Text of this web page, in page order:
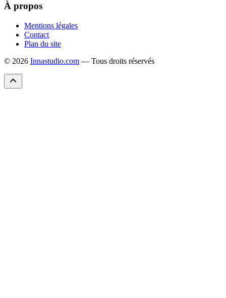
À propos
Mentions légales
Contact
Plan du site
© 2026 Innastudio.com — Tous droits réservés